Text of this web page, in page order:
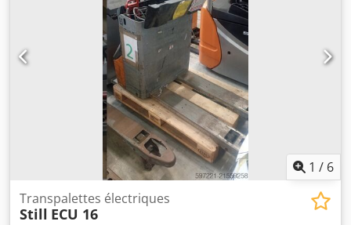
1 / 6
Transpalettes électriques
Still ECU 16